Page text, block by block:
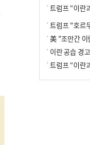
트럼프 “이란